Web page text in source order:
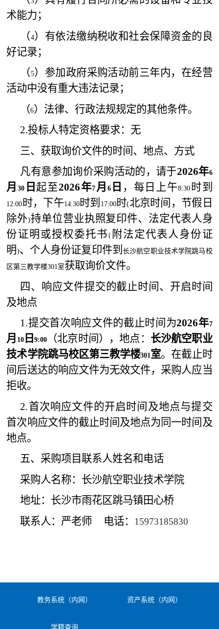
术能力；
（ 4）有依法缴纳税收和社会保障资金的良
好记录；
（ 5）参加政府采购活动前三年内，在经营
活动中没有重大违法记录；
（6）法律、行政法规规定的其他条件。
2.投标人特定资格要求：无
三、获取询价文件的时间、地点、方式
凡有意参加询价采购活动的，请于2026年6
月30 日 起至2026年7 月 6日 ，每日上午8:30 时到
12:00 时，下午14:30时到 17:00时(北京时间，节假日
除外)持单位营业执照复印件、法定代表人身
份证明或授权委托书 (附法定代表人身份证
明 )、个人身份证复印件到长沙航空职业技术学院跳马校
区第三教学楼301室获取询价文件。
四、响应文件提交的截止时间、开启时间
及地点
1.提交首次响应文件的截止时间为2026年7
月 10日 9:00（北京时间），地点： 长沙航空职业
技术学院跳马校区第三教学楼301室。在截止时
间后送达的响应文件为无效文件，采购人应当
拒收。
2.首次响应文件的开启时间及地点与提交
首次响应文件的截止时间及地点为同一时间及
地点。
五、采购项目联系人姓名和电话
采购人名称：长沙航空职业技术学院
地址：长沙市雨花区跳马镇田心桥
联系人：严老师
电话： 15973185830
教务系统（内网） 资产系统（内网）
学籍查询